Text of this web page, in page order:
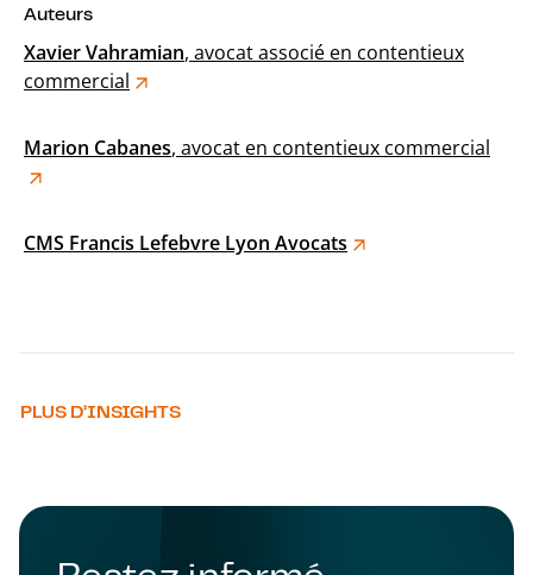
Auteurs
Xavier Vahramian, avocat associé en contentieux
commercial
Marion Cabanes, avocat en contentieux commercial
CMS Francis Lefebvre Lyon Avocats
PLUS D’INSIGHTS